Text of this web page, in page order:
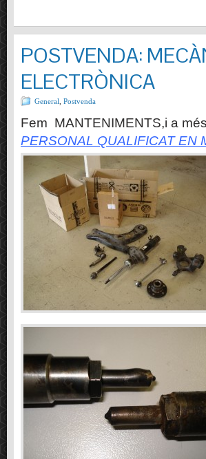
POSTVENDA:
ELECTRÒNICA
General Postvenda
Fem MANTENIMENTS,i a
PERSONAL QUALIFICAT EN